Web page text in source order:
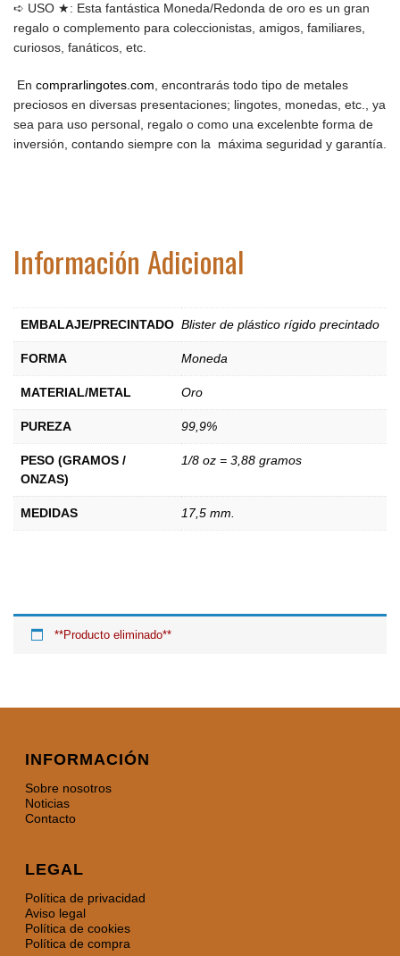
➪ USO ★: Esta fantástica Moneda/Redonda de oro es un gran
regalo o complemento para coleccionistas, amigos, familiares,
curiosos, fanáticos, etc.
En comprarlingotes.com, encontrarás todo tipo de metales
preciosos en diversas presentaciones; lingotes, monedas, etc., ya
sea para uso personal, regalo o como una excelenbte forma de
inversión, contando siempre con la máxima seguridad y garantía.
Información Adicional
EMBALAJE/PRECINTADO Blister de plástico rígido precintado
FORMA Moneda
MATERIAL/METAL Oro
PUREZA 99,9%
PESO (GRAMOS /
ONZAS)
1/8 oz = 3,88 gramos
MEDIDAS 17,5 mm.
**Producto eliminado**
INFORMACIÓN
Sobre nosotros
Noticias
Contacto
LEGAL
Política de privacidad
Aviso legal
Política de cookies
Política de compra